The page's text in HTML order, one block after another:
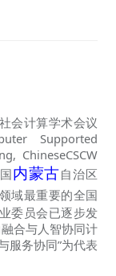
会计算学术会议
Supported
ChineseCSCW
内蒙古自治区
域最重要的全国
委员会已逐步发
融合与人智协同计
服务协同”为代表